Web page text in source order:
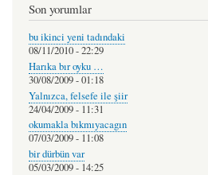
Son yorumlar
bu ikinci yeni tadındaki
08/11/2010 - 22:29
Harıka bır oyku …
30/08/2009 - 01:18
Yalnızca, felsefe ile şiir
24/04/2009 - 11:31
okumakla bıkmıyacagın
07/03/2009 - 11:08
bir dürbün var
05/03/2009 - 14:25